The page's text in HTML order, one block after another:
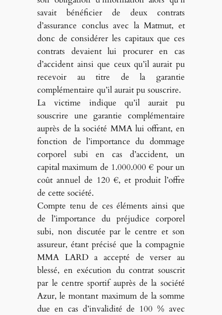
savait bénéficier de deux contrats
d’assurance conclus avec la Matmut, et
donc de considérer les capitaux que ces
contrats devaient lui procurer en cas
d’accident ainsi que ceux qu’il aurait pu
recevoir au titre de la garantie
complémentaire qu’il aurait pu souscrire.
La victime indique qu’il aurait pu
souscrire une garantie complémentaire
auprès de la société MMA lui offrant, en
fonction de l’importance du dommage
corporel subi en cas d’accident, un
capital maximum de 1.000.000 € pour un
coût annuel de 120 €, et produit l’offre
de cette société.
Compte tenu de ces éléments ainsi que
de l’importance du préjudice corporel
subi, non discutée par le centre et son
assureur, étant précisé que la compagnie
MMA LARD a accepté de verser au
blessé, en exécution du contrat souscrit
par le centre sportif auprès de la société
Azur, le montant maximum de la somme
due en cas d’invalidité de 100 % avec